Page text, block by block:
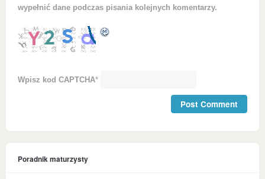
wypełnić dane podczas pisania kolejnych komentarzy.
Wpisz kod CAPTCHA*
Poradnik maturzysty